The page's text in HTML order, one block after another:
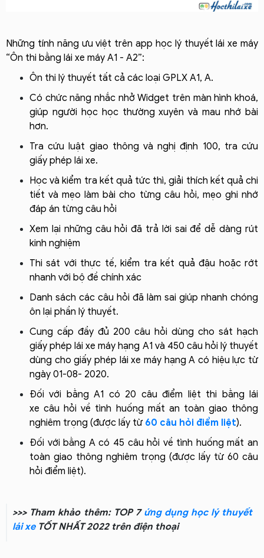
Những tính năng ưu việt trên app học lý thuyết lái xe máy
“Ôn thi bằng lái xe máy A1 - A2”:
Ôn thi lý thuyết tất cả các loại GPLX A1, A.
Có chức năng nhắc nhở Widget trên màn hình khoá,
giúp người học học thường xuyên và mau nhớ bài
hơn.
Tra cứu luật giao thông và nghị định 100, tra cứu
giấy phép lái xe.
Học và kiểm tra kết quả tức thì, giải thích kết quả chi
tiết và mẹo làm bài cho từng câu hỏi, mẹo ghi nhớ
đáp án từng câu hỏi
Xem lại những câu hỏi đã trả lời sai để dễ dàng rút
kinh nghiệm
Thi sát với thực tế, kiểm tra kết quả đậu hoặc rớt
nhanh với bộ đề chính xác
Danh sách các câu hỏi đã làm sai giúp nhanh chóng
ôn lại phần lý thuyết.
Cung cấp đầy đủ 200 câu hỏi dùng cho sát hạch
giấy phép lái xe máy hạng A1 và 450 câu hỏi lý thuyết
dùng cho giấy phép lái xe máy hạng A có hiệu lực từ
ngày 01-08- 2020.
Đối với bằng A1 có 20 câu điểm liệt thi bằng lái
xe câu hỏi về tình huống mất an toàn giao thông
nghiêm trọng (được lấy từ 60 câu hỏi điểm liệt).
Đối với bằng A có 45 câu hỏi về tình huống mất an
toàn giao thông nghiêm trọng (được lấy từ 60 câu
hỏi điểm liệt).
>>> Tham khảo thêm: TOP 7 ứng dụng học lý thuyết
lái xeTỐT NHẤT 2022 trên điện thoại